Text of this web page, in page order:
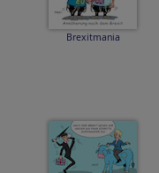
Brexitmania